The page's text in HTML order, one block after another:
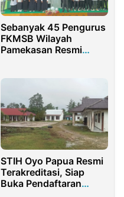
Sebanyak 45 Pengurus
FKMSB Wilayah
Pamekasan Resmi
STIH Oyo Papua Resmi
Terakreditasi, Siap
Buka Pendaftaran